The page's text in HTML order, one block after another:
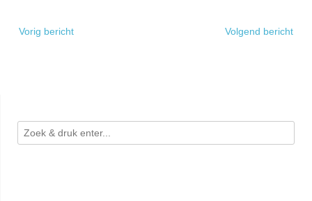
navigatie
Vorig bericht Volgend bericht